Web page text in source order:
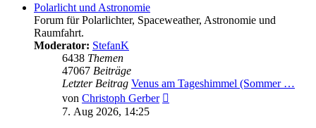
Polarlicht und Astronomie
Forum für Polarlichter, Spaceweather, Astronomie und
Raumfahrt.
Moderator: StefanK
6438 Themen
47067 Beiträge
Letzter Beitrag Venus am Tageshimmel (Sommer …
von Christoph Gerber
7. Aug 2026, 14:25